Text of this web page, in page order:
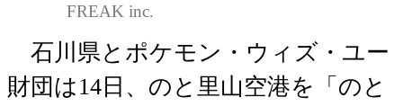
FREAK inc.
石川県とポケモン・ウィズ・ユー
財団は14日、のと里山空港を「のと